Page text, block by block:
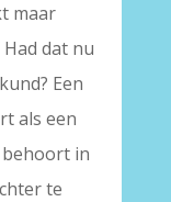
maar
dat nu
Een
als een
behoort in
te